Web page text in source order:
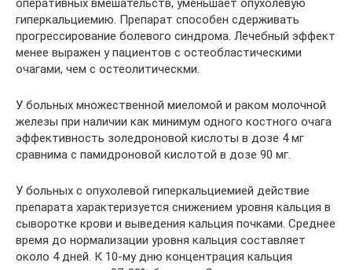
оперативных вмешательств, уменьшает опухолевую
гиперкальциемию. Препарат способен сдерживать
прогрессирование болевого синдрома. Лечебный эффект
менее выражен у пациентов с остеобластическими
очагами, чем с остеолитическми.
У больных множественной миеломой и раком молочной
железы при наличии как минимум одного костного очага
эффективность золедроновой кислоты в дозе 4 мг
сравнима с памидроновой кислотой в дозе 90 мг.
У больных с опухолевой гиперкальциемией действие
препарата характеризуется снижением уровня кальция в
сыворотке крови и выведения кальция почками. Среднее
время до нормализации уровня кальция составляет
около 4 дней. К 10-му дню концентрация кальция